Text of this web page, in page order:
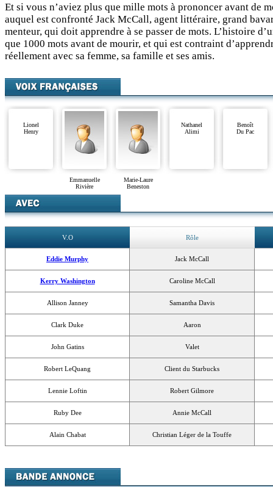
Et si vous n’aviez plus que mille mots à prononcer avant de
auquel est confronté Jack McCall, agent littéraire, grand
menteur, qui doit apprendre à se passer de mots. L’histoire
que 1000 mots avant de mourir, et qui est contraint
réellement avec sa femme, sa famille et ses amis.
Lionel
Henry
Emmanuelle
Rivière
Marie-Laure
Beneston
Nathanel
Alimi
Benoît
Du Pac
V.O Rôle
Eddie Murphy Jack McCall
Kerry Washington Caroline McCall
Allison Janney Samantha Davis
Clark Duke Aaron
John Gatins Valet
Robert LeQuang Client du Starbucks
Lennie Loftin Robert Gilmore
Ruby Dee Annie McCall
Alain Chabat Christian Léger de la Touffe